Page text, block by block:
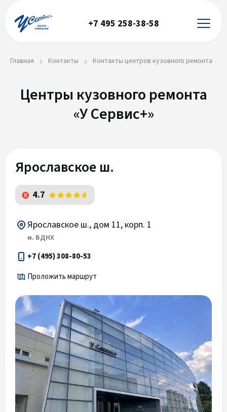
+7 495 258-38-58
Главная Контакты Контакты центров кузовного ремонта
Центры кузовного ремонта
«У Сервис+»
Ярославское ш.
4.7
Ярославское ш., дом 11, корп. 1
м. ВДНХ
+7 (495) 308-80-53
Проложить маршрут